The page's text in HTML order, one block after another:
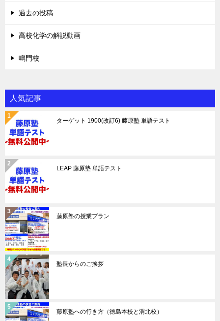
過去の投稿
高校化学の解説動画
鳴門校
人気記事
ターゲット 1900(改訂6) 藤原塾 単語テスト
LEAP 藤原塾 単語テスト
藤原塾の授業プラン
塾長からのご挨拶
藤原塾への行き方（徳島本校と渭北校）